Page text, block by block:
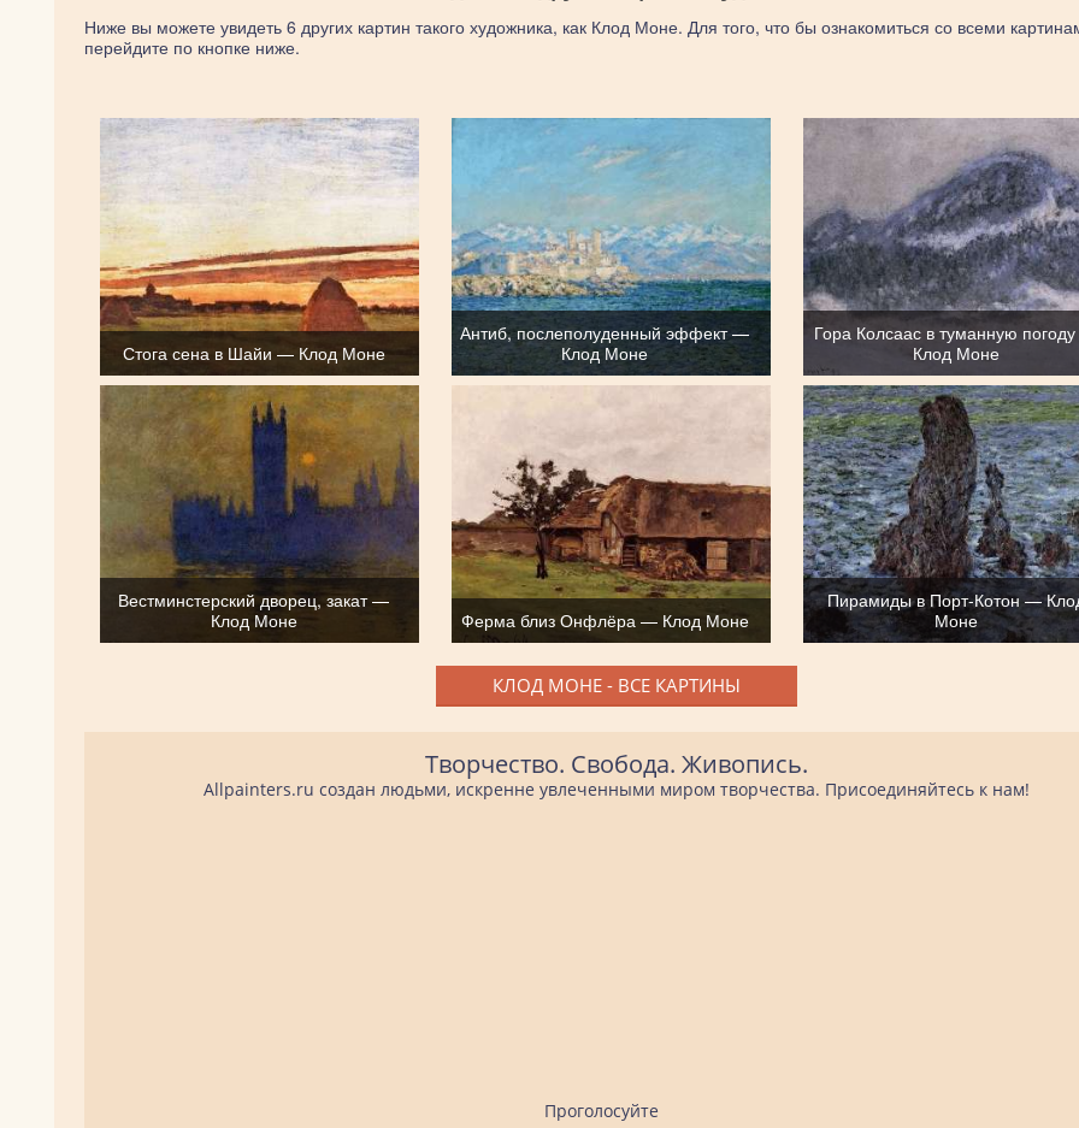
Ниже вы можете увидеть 6 других картин такого художника, как Клод Моне. Для того, что бы ознакомиться со всеми
перейдите по кнопке ниже.
Стога сена в Шайи — Клод Моне
Антиб, послеполуденный эффект —
Клод Моне
Гора Колсаас в туманную
Клод Моне
Вестминстерский дворец, закат —
Клод Моне
Ферма близ Онфлёра — Клод Моне
Пирамиды в Порт-Котон —
Моне
КЛОД МОНЕ - ВСЕ КАРТИНЫ
Творчество. Свобода. Живопись.
Allpainters.ru создан людьми, искренне увлеченными миром творчества. Присоединяйтесь к нам!
Проголосуйте